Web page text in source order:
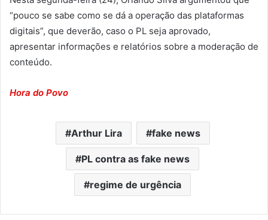
“pouco se sabe como se dá a operação das plataformas
digitais”, que deverão, caso o PL seja aprovado,
apresentar informações e relatórios sobre a moderação de
conteúdo.
Hora do Povo
Arthur Lira fake news
PL contra as fake news
regime de urgência